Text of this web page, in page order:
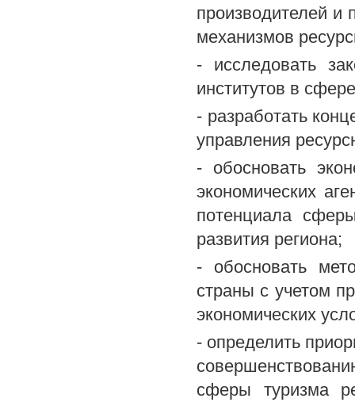
производителей и
механизмов
- исследовать
институтов в
- разработать
управления
- обосновать
экономических
потенциала
развития региона;
- обосновать
страны с учетом
экономических
- определить
сферы туризма